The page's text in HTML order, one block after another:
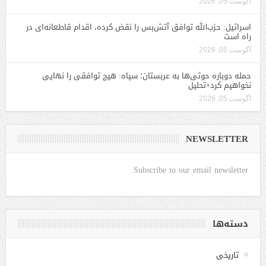
اسرائیل: حزب‌الله توافق آتش‌بس را نقض کرده، اقدام قاطعانه‌ای در
راه است
آگوست 05, 2026
حمله دوباره حوثی‌ها به عربستان؛ سپاه: هیچ توافقی را نهایی
نخواهیم کرد+تحلیل
آگوست 05, 2026
NEWSLETTER
Subscribe to our email newsletter.
دسته‌ها
تاریخی